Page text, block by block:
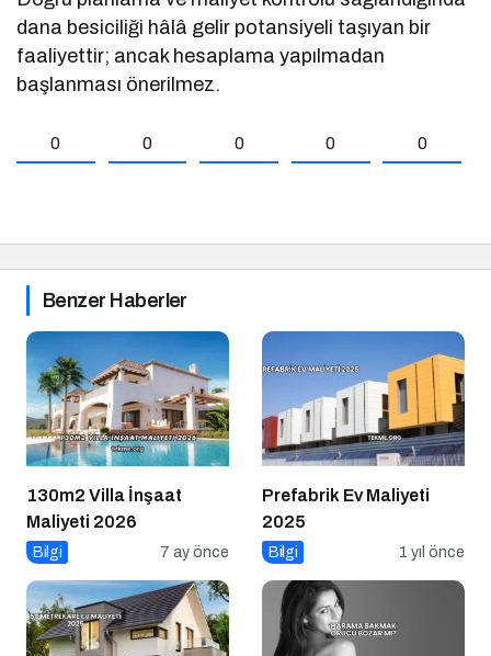
dana besiciliği hâlâ gelir potansiyeli taşıyan bir
faaliyettir; ancak hesaplama yapılmadan
başlanması önerilmez.
0 0 0 0 0
Benzer Haberler
130m2 Villa İnşaat
Maliyeti 2026
Bilgi 7 ay önce
Prefabrik Ev Maliyeti
2025
Bilgi 1 yıl önce